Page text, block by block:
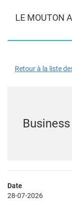
LE MOUTON
Retour à la liste
Date
28-07-2026